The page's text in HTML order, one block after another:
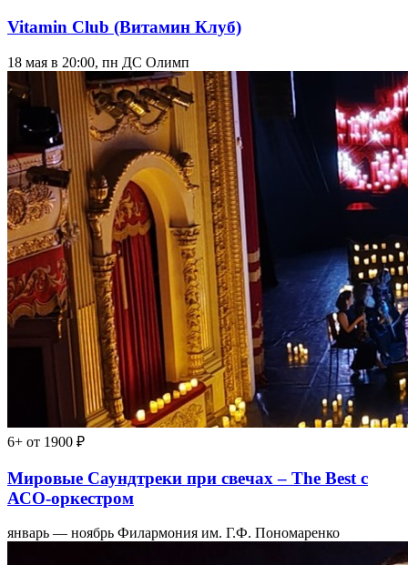
Vitamin Club (Витамин Клуб)
18 мая в 20:00, пн ДС Олимп
6+ от 1900 ₽
Мировые Саундтреки при свечах – The Best с
АСО-оркестром
январь — ноябрь Филармония им. Г.Ф. Пономаренко